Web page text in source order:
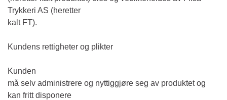
Trykkeri AS (heretter
kalt FT).
Kundens rettigheter og plikter
Kunden
må selv administrere og nyttiggjøre seg av produktet og
kan fritt disponere